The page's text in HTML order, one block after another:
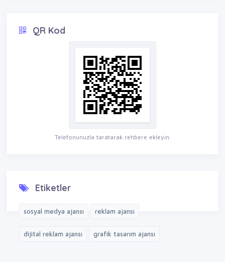
QR Kod
Telefonunuzla taratarak rehbere ekleyin.
Etiketler
sosyal medya ajansı reklam ajansı
dijital reklam ajansı grafik tasarım ajansı